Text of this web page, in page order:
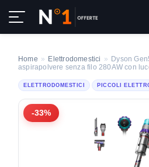
Home » Elettrodomestici » Dyson
aspirapolvere senza filo 280AW con
ELETTRODOMESTICI PICCOLI
-33%